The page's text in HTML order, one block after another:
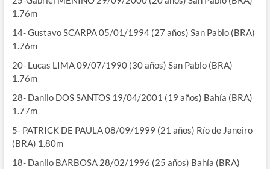
1.76m
14- Gustavo SCARPA 05/01/1994 (27 años) San Pablo (BRA)
1.76m
20- Lucas LIMA 09/07/1990 (30 años) San Pablo (BRA)
1.76m
28- Danilo DOS SANTOS 19/04/2001 (19 años) Bahía (BRA)
1.77m
5- PATRICK DE PAULA 08/09/1999 (21 años) Río de Janeiro
(BRA) 1.80m
18- Danilo BARBOSA 28/02/1996 (25 años) Bahía (BRA)